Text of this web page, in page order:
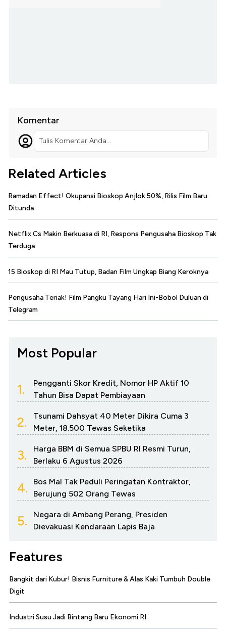
Komentar
Tulis Komentar Anda...
Related Articles
Ramadan Effect! Okupansi Bioskop Anjlok 50%, Rilis Film Baru
Ditunda
Netflix Cs Makin Berkuasa di RI, Respons Pengusaha Bioskop Tak
Terduga
15 Bioskop di RI Mau Tutup, Badan Film Ungkap Biang Keroknya
Pengusaha Teriak! Film Pangku Tayang Hari Ini-Bobol Duluan di
Telegram
Most Popular
1.
Pengganti Skor Kredit, Nomor HP Aktif 10
Tahun Bisa Dapat Pembiayaan
2.
Tsunami Dahsyat 40 Meter Dikira Cuma 3
Meter, 18.500 Tewas Seketika
3.
Harga BBM di Semua SPBU RI Resmi Turun,
Berlaku 6 Agustus 2026
4.
Bos Mal Tak Peduli Peringatan Kontraktor,
Berujung 502 Orang Tewas
5.
Negara di Ambang Perang, Presiden
Dievakuasi Kendaraan Lapis Baja
Features
Bangkit dari Kubur! Bisnis Furniture & Alas Kaki Tumbuh Double
Digit
Industri Susu Jadi Bintang Baru Ekonomi RI